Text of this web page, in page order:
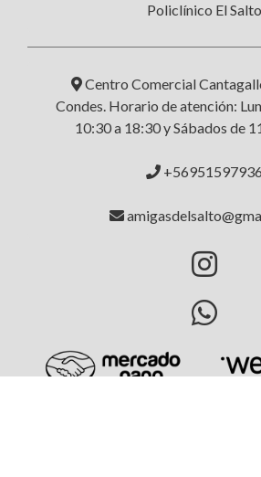
Policlínico El Salto
Centro Comercial
Condes. Horario de atención:
10:30 a 18:30 y Sábados de
+56951597936